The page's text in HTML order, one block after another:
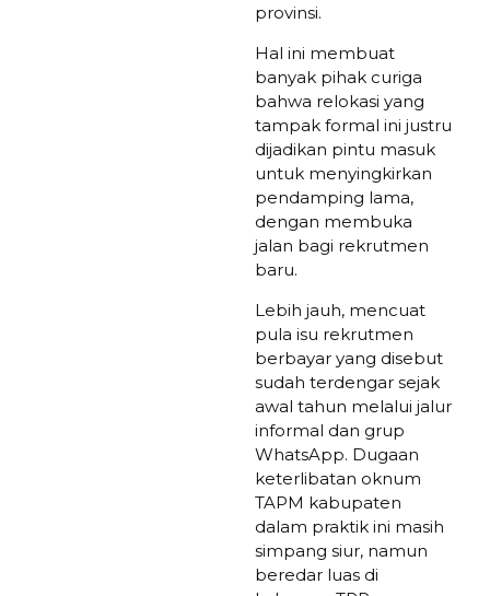
provinsi.
Hal ini membuat
banyak pihak curiga
bahwa relokasi yang
tampak formal ini justru
dijadikan pintu masuk
untuk menyingkirkan
pendamping lama,
dengan membuka
jalan bagi rekrutmen
baru.
Lebih jauh, mencuat
pula isu rekrutmen
berbayar yang disebut
sudah terdengar sejak
awal tahun melalui jalur
informal dan grup
WhatsApp. Dugaan
keterlibatan oknum
TAPM kabupaten
dalam praktik ini masih
simpang siur, namun
beredar luas di